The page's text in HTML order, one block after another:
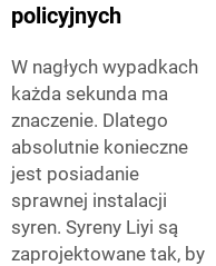
policyjnych
W nagłych wypadkach
każda sekunda ma
znaczenie. Dlatego
absolutnie konieczne
jest posiadanie
sprawnej instalacji
syren. Syreny Liyi są
zaprojektowane tak, by